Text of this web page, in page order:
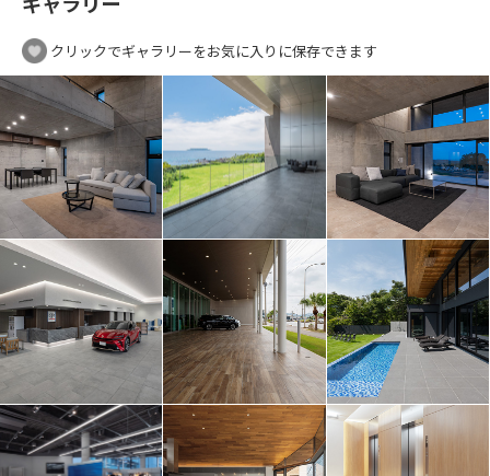
クリックでギャラリーをお気に入りに保存できます